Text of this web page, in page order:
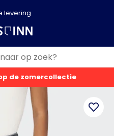
levering
de zomercollectie